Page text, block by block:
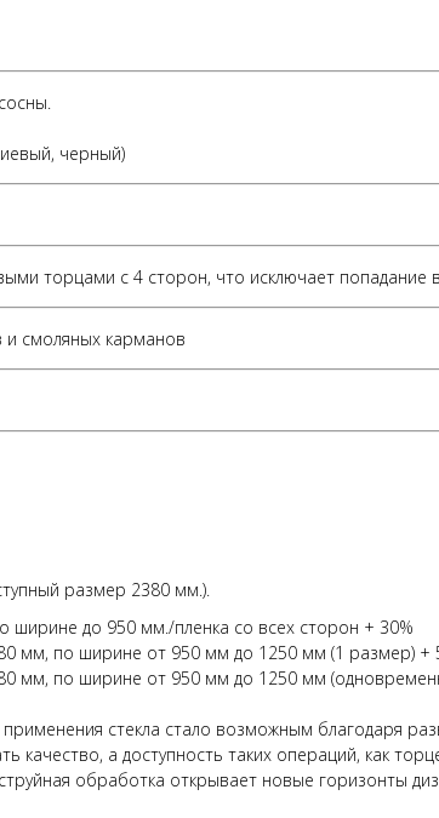
черный)
торцами с 4 сторон, что исключает попадание
смоляных карманов
размер 2380 мм.).
ширине до 950 мм./пленка со всех сторон + 30%
мм, по ширине от 950 мм до 1250 мм (1 размер) +
мм, по ширине от 950 мм до 1250 мм
стекла стало возможным благодаря
качество, а доступность таких операций, как
обработка открывает новые горизонты